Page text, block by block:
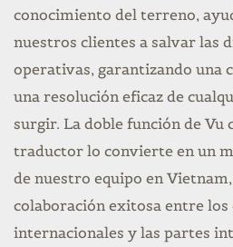
conocimiento del terreno,
nuestros clientes a salvar las
operativas, garantizando una
una resolución eficaz de
surgir. La doble función de Vu
traductor lo convierte en un
de nuestro equipo en
colaboración exitosa entre los
internacionales y las partes